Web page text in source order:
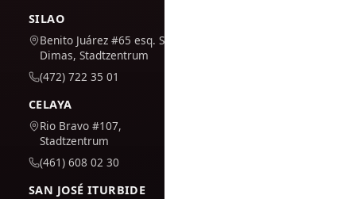
SILAO
Benito Juárez #65 esq. San
Dimas, Stadtzentrum
(472) 722 35 01
CELAYA
Rio Bravo #107,
Stadtzentrum
(461) 608 02 30
SAN JOSÉ ITURBIDE